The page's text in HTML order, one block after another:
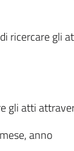
ricercare gli
gli atti
anno